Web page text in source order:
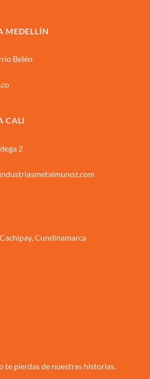
MEDELLÍN
Belén
CALI
2
Cundinamarca
te pierdas de nuestras historias.